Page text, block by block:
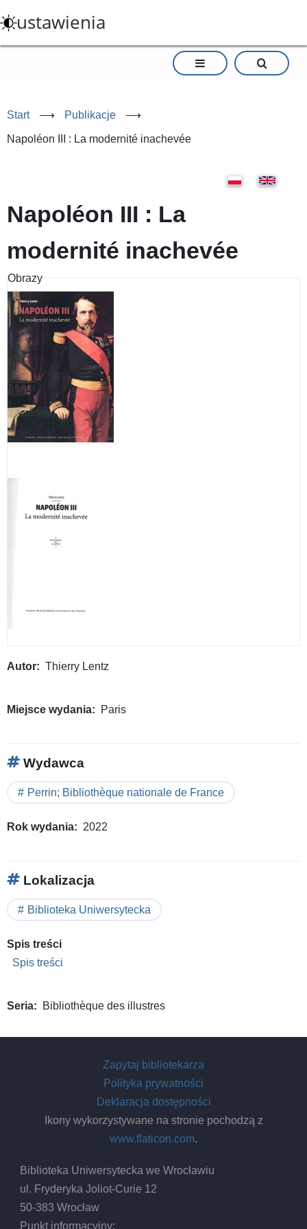
do
treści
ustawienia
Start ⟶ Publikacje ⟶
Napoléon III : La modernité inachevée
Napoléon III : La
modernité inachevée
Obrazy
Autor Thierry Lentz
Miejsce wydania Paris
Wydawca
Perrin; Bibliothèque nationale de France
Rok wydania 2022
Lokalizacja
Biblioteka Uniwersytecka
Spis treści
Spis treści
Seria Bibliothèque des illustres
Zapytaj bibliotekarza
Polityka prywatności
Deklaracja dostępności
Ikony wykorzystywane na stronie pochodzą z
www.flaticon.com.
Biblioteka Uniwersytecka we Wrocławiu
ul. Fryderyka Joliot-Curie 12
50-383 Wrocław
Punkt informacyjny: